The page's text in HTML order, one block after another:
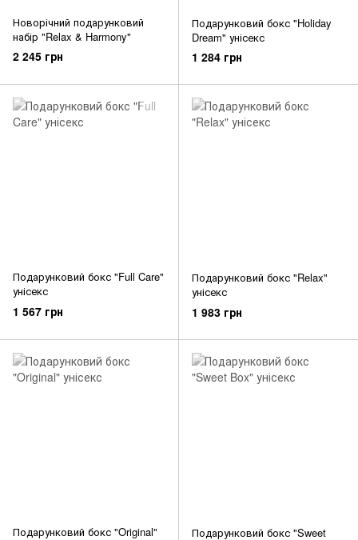
Новорічний подарунковий
набір "Relax & Harmony"
2 245 грн
Подарунковий бокс "Holiday
Dream" унісекс
1 284 грн
Подарунковий бокс "Full Care"
унісекс
1 567 грн
Подарунковий бокс "Relax"
унісекс
1 983 грн
Подарунковий бокс "Original"
Подарунковий бокс "Sweet